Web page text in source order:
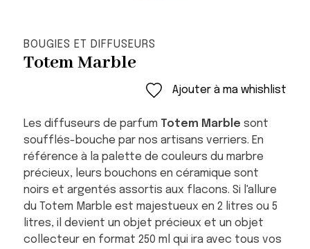
BOUGIES ET DIFFUSEURS
Totem Marble
Ajouter à ma whishlist
Les diffuseurs de parfum Totem Marble sont
soufflés-bouche par nos artisans verriers. En
référence à la palette de couleurs du marbre
précieux, leurs bouchons en céramique sont
noirs et argentés assortis aux flacons. Si l'allure
du Totem Marble est majestueux en 2 litres ou 5
litres, il devient un objet précieux et un objet
collecteur en format 250 ml qui ira avec tous vos